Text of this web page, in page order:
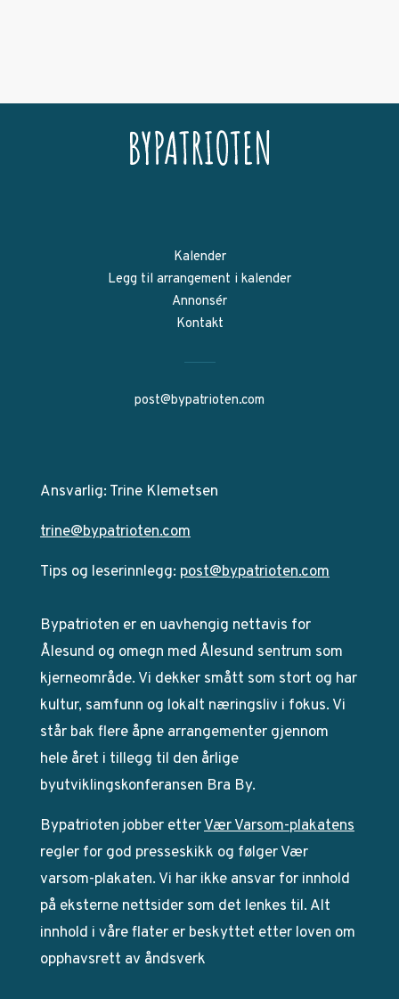
Kalender
Legg til arrangement i kalender
Annonsér
Kontakt
post@bypatrioten.com
Ansvarlig: Trine Klemetsen
trine@bypatrioten.com
Tips og leserinnlegg: post@bypatrioten.com
Bypatrioten er en uavhengig nettavis for
Ålesund og omegn med Ålesund sentrum som
kjerneområde. Vi dekker smått som stort og har
kultur, samfunn og lokalt næringsliv i fokus. Vi
står bak flere åpne arrangementer gjennom
hele året i tillegg til den årlige
byutviklingskonferansen Bra By.
Bypatrioten jobber etterVær Varsom-plakatens
regler for god presseskikk og følger Vær
varsom-plakaten. Vi har ikke ansvar for innhold
på eksterne nettsider som det lenkes til. Alt
innhold i våre flater er beskyttet etter loven om
opphavsrett av åndsverk